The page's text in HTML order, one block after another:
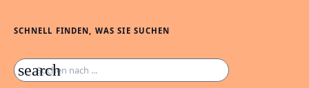
SCHNELL FINDEN, WAS SIE SUCHEN
search